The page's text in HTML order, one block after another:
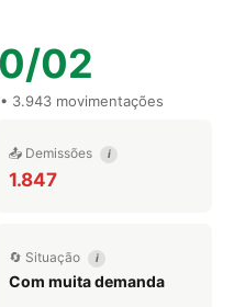
02
• 3.943 movimentações
📤 Demissões i
1.847
🔄 Situação i
Com muita demanda